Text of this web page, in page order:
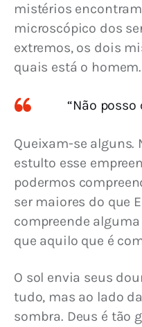
mistérios
microscópico dos
extremos, os dois
quais está o homem.
“Não posso
Queixam-se alguns.
estulto esse
podermos
ser maiores do que
compreende
que aquilo que é
O sol envia seus
tudo, mas ao lado
sombra. Deus é tão